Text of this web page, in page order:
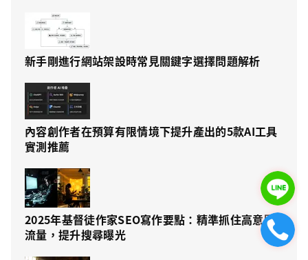
新手剛進行網站架設時常見關鍵字選擇問題解析
內容創作者在預算有限情境下提升產出的5款AI工具
實測推薦
2025年基督徒作家SEO寫作要點：精準抓住高意圖
流量，提升搜尋曝光